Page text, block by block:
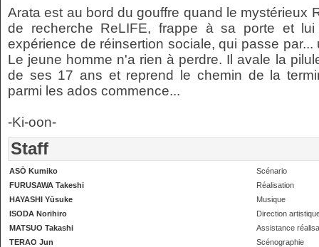
Arata est au bord du gouffre quand le mystérieux
de recherche ReLIFE, frappe à sa porte et
expérience de réinsertion sociale, qui passe
Le jeune homme n'a rien à perdre. Il avale la
de ses 17 ans et reprend le chemin de la
parmi les ados commence...
-Ki-oon-
Staff
ASŌ Kumiko
Scénario
FURUSAWA Takeshi
Réalisation
HAYASHI Yūsuke
Musique
ISODA Norihiro
Direction
MATSUO Takashi
Assistance
TERAO Jun
Scénographie